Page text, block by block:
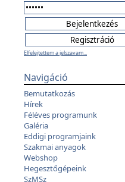
Elfelejtettem a jelszavam...
Navigáció
Bemutatkozás
Hírek
Féléves programunk
Galéria
Eddigi programjaink
Szakmai anyagok
Webshop
Hegesztőgépeink
SzMSz